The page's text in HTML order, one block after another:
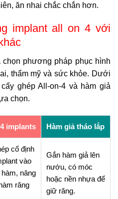
ăn nhai chắc chắn hơn.
implant all on 4 với
chọn phương pháp phục hình
thẩm mỹ và sức khỏe. Dưới
ghép All-on-4 và hàm giả
chọn.
implants Hàm giả tháo lắp
cố định
vào
nâng
răng
Gắn hàm giả lên
nướu, có móc
hoặc nền nhựa để
giữ răng.